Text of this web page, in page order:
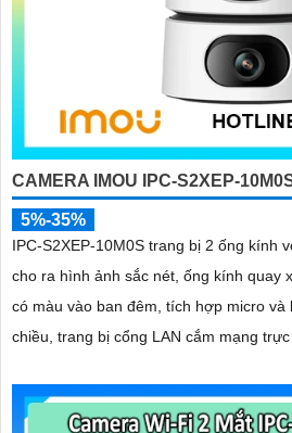
CAMERA IMOU IPC-S2XEP-
5%-35%
IPC-S2XEP-10M0S trang bị 2 ống kính
cho ra hình ảnh sắc nét, ống kính quay
có màu vào ban đêm, tích hợp micro và
chiều, trang bị cổng LAN cắm mạng